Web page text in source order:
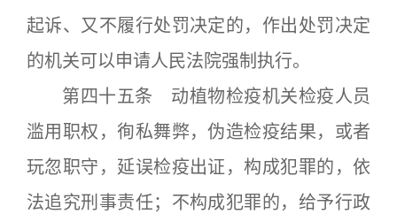
起诉、又不履行处罚决定的，作出处罚决定
的机关可以申请人民法院强制执行。
第四十五条 动植物检疫机关检疫人员
滥用职权，徇私舞弊，伪造检疫结果，或者
玩忽职守，延误检疫出证，构成犯罪的，依
法追究刑事责任；不构成犯罪的，给予行政